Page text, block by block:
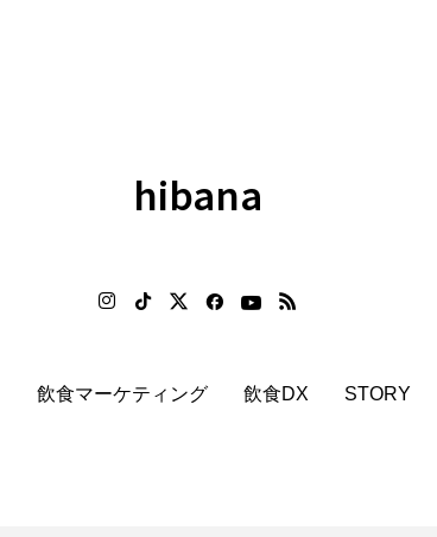
hibana
飲食マーケティング 飲食DX STORY